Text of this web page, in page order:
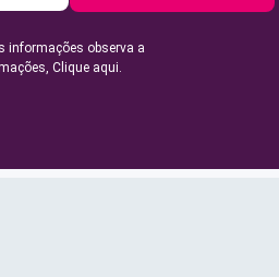
informações observa a
Clique aqui.